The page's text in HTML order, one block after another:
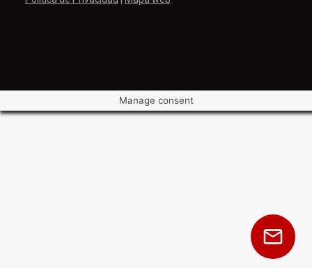
Manage consent